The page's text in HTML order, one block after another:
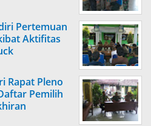
Pertemuan
Aktifitas
Rapat Pleno
Pemilih